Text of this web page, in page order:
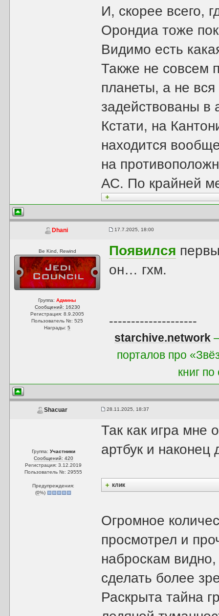
И, скорее всего,
Орондиа тоже
Видимо есть
Также не совсем
планеты, а не
задействованы в
Кстати, на
находится
на
АС. По крайней
Dhani 17.7.2025, 18:00
Be Kind, Rewind
Группа:Админы
Сообщений: 16230
Регистрация: 8.9.2005
Пользователь №: 525
Награды:5
Появился
он… гхм.
--------------------
starchive.network
порталов про
книг
Shacuar 28.11.2025, 18:37
Группа: Участники
Сообщений: 420
Регистрация: 3.12.2019
Пользователь №: 29555
Предупреждения:
(0%)
Так как игра мне
артбук и наконец
клик
Огромное
просмотрел и
наброскам
сделать более
Раскрыта тайна